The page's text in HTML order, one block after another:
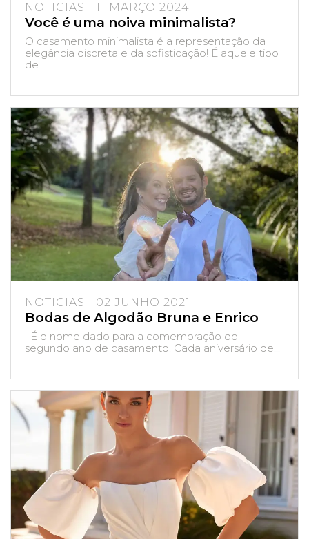
NOTICIAS | 11 MARÇO 2024
Você é uma noiva minimalista?
O casamento minimalista é a representação da
elegância discreta e da sofisticação! É aquele tipo
de...
NOTICIAS | 02 JUNHO 2021
Bodas de Algodão Bruna e Enrico
É o nome dado para a comemoração do
segundo ano de casamento. Cada aniversário de...